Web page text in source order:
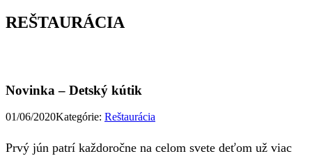
REŠTAURÁCIA
Novinka – Detský kútik
01/06/2020Kategórie: Reštaurácia
Prvý jún patrí každoročne na celom svete deťom už viac